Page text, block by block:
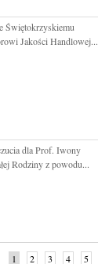
Świętokrzyskiemu
Jakości Handlowej...
dla Prof. Iwony
Rodziny z powodu...
1 2 3 4 5